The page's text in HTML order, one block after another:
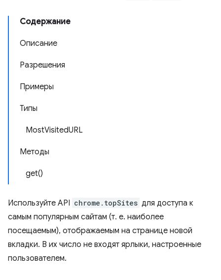
Содержание
Описание
Разрешения
Примеры
Типы
MostVisitedURL
Методы
get()
Используйте API chrome.topSites для доступа к
самым популярным сайтам (т. е. наиболее
посещаемым), отображаемым на странице новой
вкладки. В их число не входят ярлыки, настроенные
пользователем.